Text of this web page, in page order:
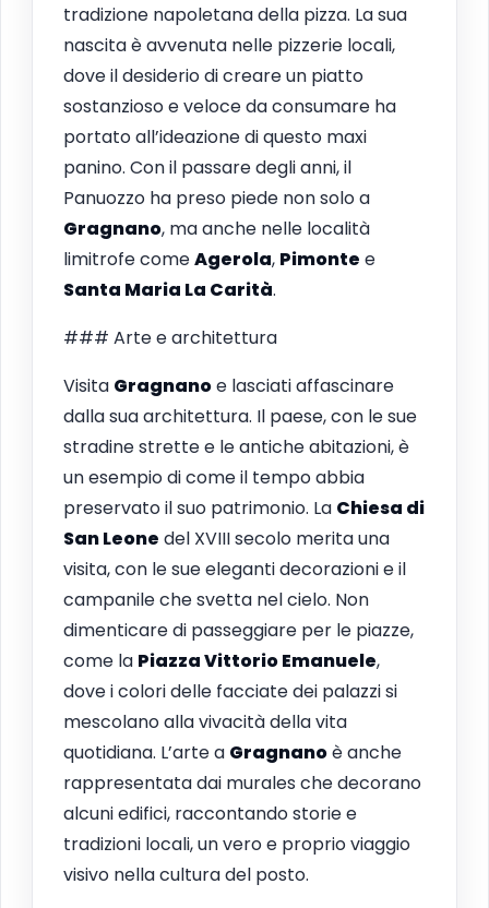
tradizione napoletana della pizza. La sua
nascita è avvenuta nelle pizzerie locali,
dove il desiderio di creare un piatto
sostanzioso e veloce da consumare ha
portato all’ideazione di questo maxi
panino. Con il passare degli anni, il
Panuozzo ha preso piede non solo a
Gragnano, ma anche nelle località
limitrofe comeAgerola, Pimonte e
Santa Maria La Carità.
### Arte e architettura
Visita Gragnanoe lasciati affascinare
dalla sua architettura. Il paese, con le sue
stradine strette e le antiche abitazioni, è
un esempio di come il tempo abbia
preservato il suo patrimonio. La Chiesa di
San Leone del XVIII secolo merita una
visita, con le sue eleganti decorazioni e il
campanile che svetta nel cielo. Non
dimenticare di passeggiare per le piazze,
come la Piazza Vittorio Emanuele,
dove i colori delle facciate dei palazzi si
mescolano alla vivacità della vita
quotidiana. L’arte a Gragnanoè anche
rappresentata dai murales che decorano
alcuni edifici, raccontando storie e
tradizioni locali, un vero e proprio viaggio
visivo nella cultura del posto.